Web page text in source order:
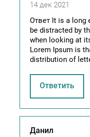
14 дек 2021
Ответ It is a long
be distracted by
when looking at
Lorem Ipsum is
distribution of
Ответить
Данил